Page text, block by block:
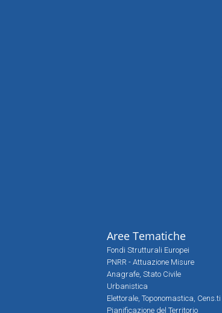
Aree Tematiche
Fondi Strutturali Europei
PNRR - Attuazione Misure
Anagrafe, Stato Civile
Urbanistica
Elettorale, Toponomastica, Cens.ti
Pianificazione del Territorio